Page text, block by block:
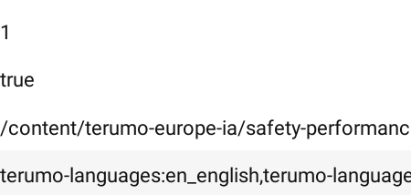
1
true
/content/terumo-europe-ia/safety-
terumo-languages:en_english,terumo-